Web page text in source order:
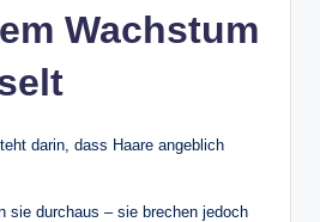
Wachstum
darin, dass Haare angeblich
sie durchaus – sie brechen jedoch